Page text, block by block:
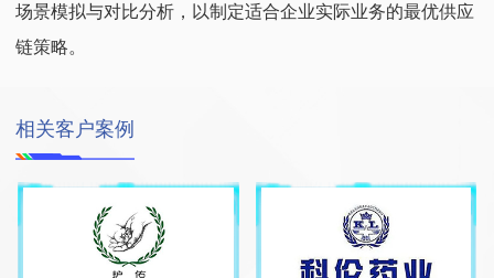
场景模拟与对比分析，以制定适合企业实际业务的最优供应
链策略。
相关客户案例